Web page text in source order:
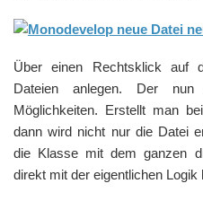
Über einen Rechtsklick auf
Dateien anlegen. Der
Möglichkeiten. Erstellt man
dann wird nicht nur die Datei
die Klasse mit dem ganzen
direkt mit der eigentlichen Logik